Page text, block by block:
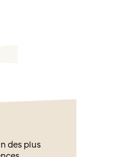
des plus